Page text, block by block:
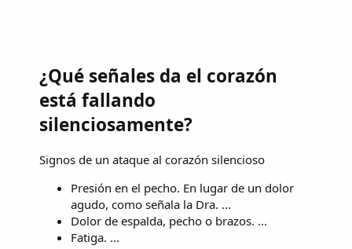
¿Qué señales da el corazón
está fallando
silenciosamente?
Signos de un ataque al corazón silencioso
Presión en el pecho. En lugar de un dolor
agudo, como señala la Dra. ...
Dolor de espalda, pecho o brazos. ...
Fatiga. ...